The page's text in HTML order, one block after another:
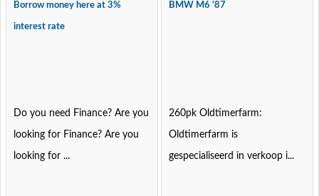
Borrow money here at 3%
interest rate
Do you need Finance? Are you
looking for Finance? Are you
looking for ...
BMW M6 '87
260pk Oldtimerfarm:
Oldtimerfarm is
gespecialiseerd in verkoop i...